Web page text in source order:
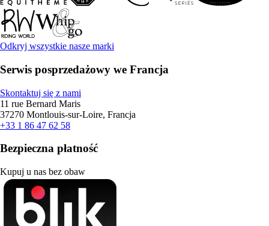
Odkryj wszystkie nasze marki
Serwis posprzedażowy we Francja
Skontaktuj się z nami
11 rue Bernard Maris
37270 Montlouis-sur-Loire, Francja
+33 1 86 47 62 58
Bezpieczna płatność
Kupuj u nas bez obaw